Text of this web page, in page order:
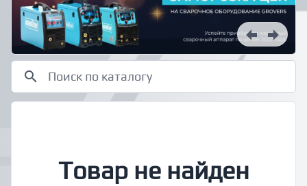
Товар не найден